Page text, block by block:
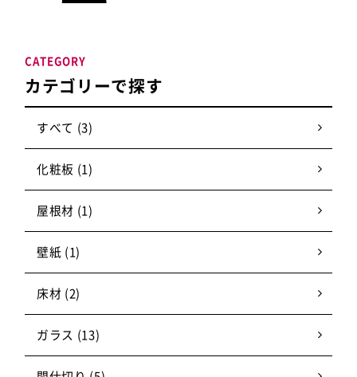
カテゴリーで探す
CATEGORY
すべて (3)
化粧板 (1)
屋根材 (1)
壁紙 (1)
床材 (2)
ガラス (13)